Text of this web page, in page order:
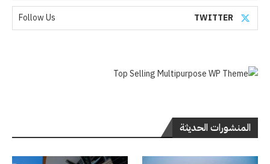
TWITTER
Follow Us
المنشورات الحديثة